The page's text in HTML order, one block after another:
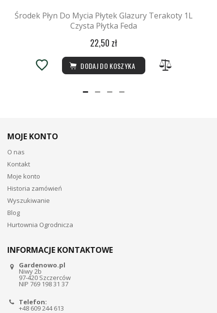
Środek Płyn Do Mycia Płytek Glazury Terakoty 1L
Czysta Płytka Feda
22,50 zł
DODAJ DO KOSZYKA
MOJE KONTO
O nas
Kontakt
Moje konto
Historia zamówień
Wyszukiwanie
Blog
Hurtownia Ogrodnicza
INFORMACJE KONTAKTOWE
Gardenowo.pl
Niwy 2b
97-420 Szczerców
NIP 769 198 31 37
Telefon:
+48 609 244 613